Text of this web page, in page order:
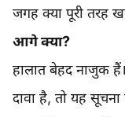
जगह क्या पूरी तरह
आगे क्या?
हालात बेहद नाजुक
दावा है, तो यह